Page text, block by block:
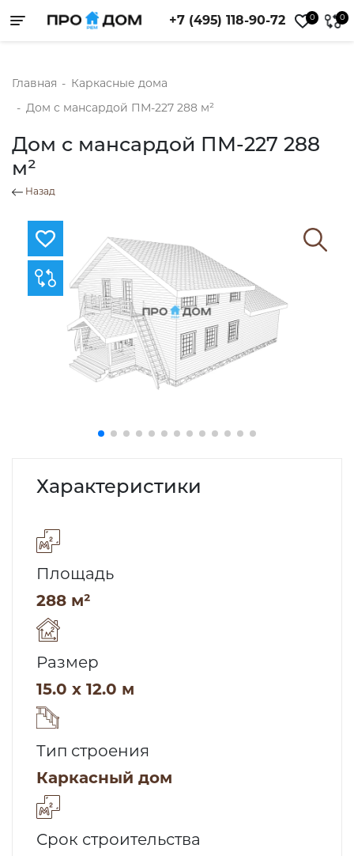
Toggle navigation +7 (495) 118-90-72 0 0
Главная - Каркасные дома
- Дом с мансардой ПМ-227 288 м²
Дом с мансардой ПМ-227 288
м²
Назад
Характеристики
Площадь
288 м²
Размер
15.0 x 12.0 м
Тип строения
Каркасный дом
Срок строительства